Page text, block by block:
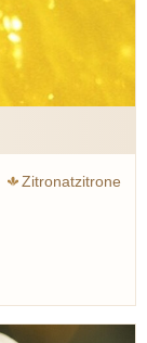
Zitronatzitrone